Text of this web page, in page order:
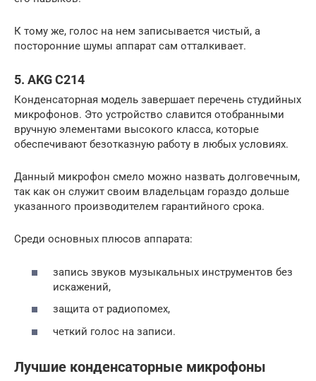
К тому же, голос на нем записывается чистый, а
посторонние шумы аппарат сам отталкивает.
5. AKG C214
Конденсаторная модель завершает перечень студийных
микрофонов. Это устройство славится отобранными
вручную элементами высокого класса, которые
обеспечивают безотказную работу в любых условиях.
Данный микрофон смело можно назвать долговечным,
так как он служит своим владельцам гораздо дольше
указанного производителем гарантийного срока.
Среди основных плюсов аппарата:
запись звуков музыкальных инструментов без
искажений,
защита от радиопомех,
четкий голос на записи.
Лучшие конденсаторные микрофоны